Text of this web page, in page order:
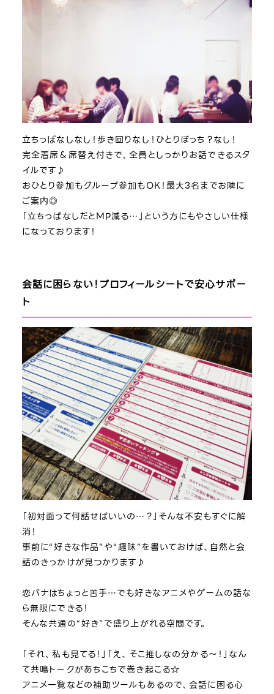
立ちっぱなしなし！歩き回りなし！ひとりぼっち？なし！
完全着席＆席替え付きで、全員としっかりお話できるスタ
イルです♪
おひとり参加もグループ参加もOK！最大3名までお隣に
ご案内◎
「立ちっぱなしだとMP減る…」という方にもやさしい仕様
になっております！
会話に困らない！プロフィールシートで安心サポー
ト
「初対面って何話せばいいの…？」そんな不安もすぐに解
消！
事前に“好きな作品”や“趣味”を書いておけば、自然と会
話のきっかけが見つかります♪
恋バナはちょっと苦手…でも好きなアニメやゲームの話な
ら無限にできる！
そんな共通の“好き”で盛り上がれる空間です。
「それ、私も見てる！」「え、そこ推しなの分かる～！」なん
て共鳴トークがあちこちで巻き起こる☆
アニメ一覧などの補助ツールもあるので、会話に困る心